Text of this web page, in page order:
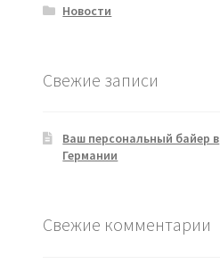
Новости
Свежие записи
Ваш персональный байер в
Германии
Свежие комментарии